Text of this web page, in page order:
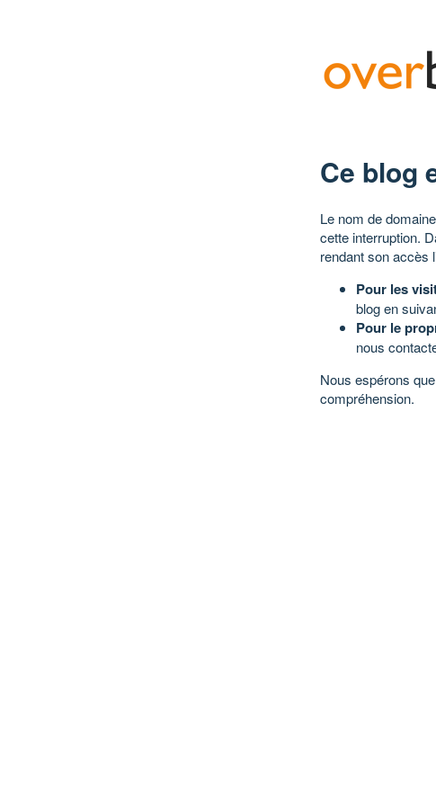
Ce blog
Le nom de
cette interruption.
rendant son accès
Pour les
blog en
Pour le
nous
Nous espérons
compréhension.